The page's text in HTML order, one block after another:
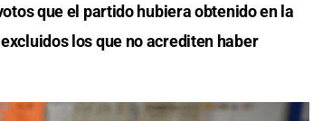
que el partido hubiera obtenido en la
los que no acrediten haber